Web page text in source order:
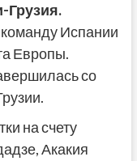
Грузия.
Испании
Европы.
со
на счету
Акакия